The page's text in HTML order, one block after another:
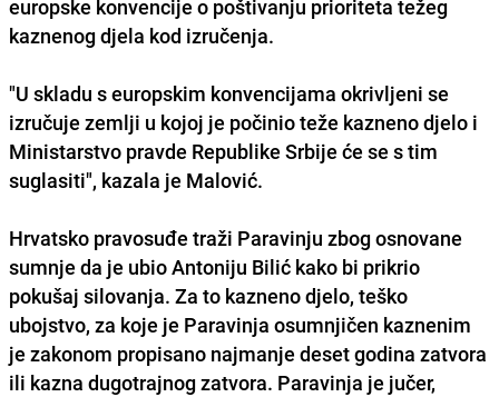
europske konvencije o poštivanju prioriteta težeg
kaznenog djela kod izručenja.
"U skladu s europskim konvencijama okrivljeni se
izručuje zemlji u kojoj je počinio teže kazneno djelo i
Ministarstvo pravde Republike Srbije će se s tim
suglasiti", kazala je Malović.
Hrvatsko pravosuđe traži Paravinju zbog osnovane
sumnje da je ubio Antoniju Bilić kako bi prikrio
pokušaj silovanja. Za to kazneno djelo, teško
ubojstvo, za koje je Paravinja osumnjičen kaznenim
je zakonom propisano najmanje deset godina zatvora
ili kazna dugotrajnog zatvora. Paravinja je jučer,